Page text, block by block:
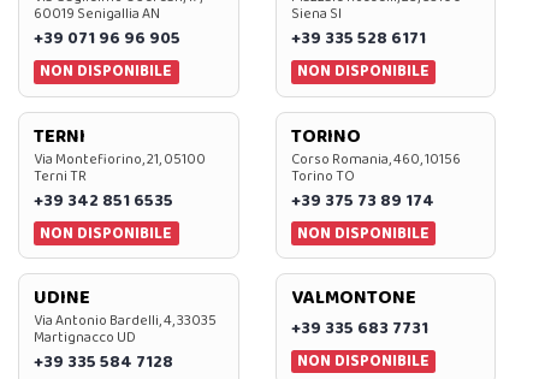
60019 Senigallia AN
+39 071 96 96 905
NON DISPONIBILE
Siena SI
+39 335 528 6171
NON DISPONIBILE
TERNI
Via Montefiorino, 21, 05100
Terni TR
+39 342 851 6535
NON DISPONIBILE
TORINO
Corso Romania, 460, 10156
Torino TO
+39 375 73 89 174
NON DISPONIBILE
UDINE
Via Antonio Bardelli, 4, 33035
Martignacco UD
+39 335 584 7128
VALMONTONE
+39 335 683 7731
NON DISPONIBILE